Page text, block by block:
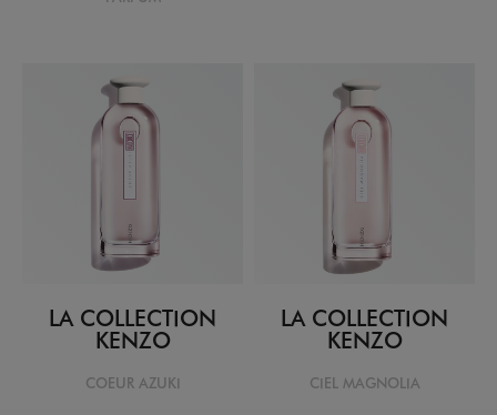
LA COLLECTION
KENZO
COEUR AZUKI
LA COLLECTION
KENZO
CIEL MAGNOLIA